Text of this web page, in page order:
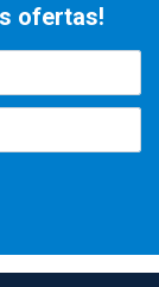
ofertas!